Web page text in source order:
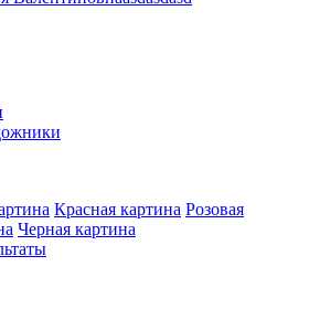
Красная картина Розовая
Черная картина